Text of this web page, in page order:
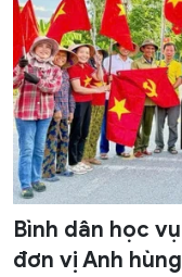
Bình dân học
đơn vị Anh hùng